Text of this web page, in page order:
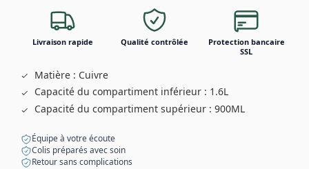
Livraison rapide Qualité contrôlée
Protection bancaire
SSL
Matière : Cuivre
Capacité du compartiment inférieur : 1.6L
Capacité du compartiment supérieur : 900ML
Équipe à votre écoute
Colis préparés avec soin
Retour sans complications